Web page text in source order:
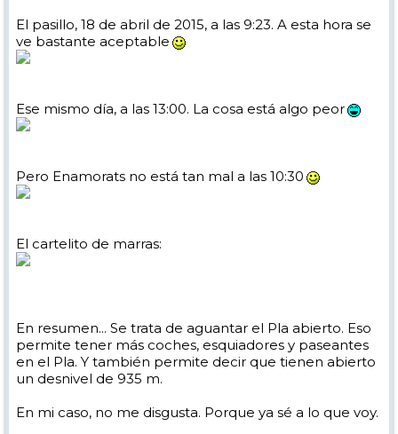
El pasillo, 18 de abril de 2015, a las 9:23. A esta hora se
ve bastante aceptable
Ese mismo día, a las 13:00. La cosa está algo peor
Pero Enamorats no está tan mal a las 10:30
El cartelito de marras:
En resumen... Se trata de aguantar el Pla abierto. Eso
permite tener más coches, esquiadores y paseantes
en el Pla. Y también permite decir que tienen abierto
un desnivel de 935 m.
En mi caso, no me disgusta. Porque ya sé a lo que voy.